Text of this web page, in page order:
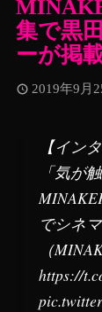
集で黒
ーが掲
2019年9月
【イン
「気が
でシネ
（
https://